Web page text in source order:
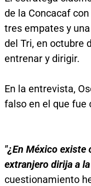
de la Concacaf con
tres empates y
del Tri, en octubre
entrenar y dirigir.
En la entrevista,
falso en el que fue
"¿En México existe
extranjero dirija a
cuestionamiento